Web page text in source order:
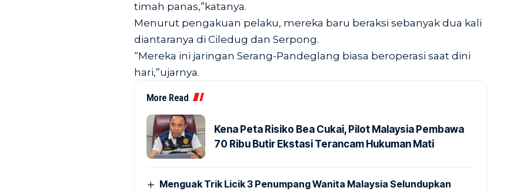
timah panas,”katanya.
Menurut pengakuan pelaku, mereka baru beraksi sebanyak dua kali
diantaranya di Ciledug dan Serpong.
“Mereka ini jaringan Serang-Pandeglang biasa beroperasi saat dini
hari,”ujarnya.
More Read
Kena Peta Risiko Bea Cukai, Pilot Malaysia Pembawa
70 Ribu Butir Ekstasi Terancam Hukuman Mati
Menguak Trik Licik 3 Penumpang Wanita Malaysia Selundupkan